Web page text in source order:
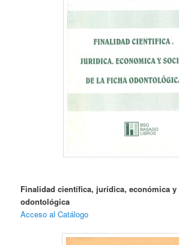
Finalidad científica, jurídica, económica
odontológica
Acceso al Catálogo